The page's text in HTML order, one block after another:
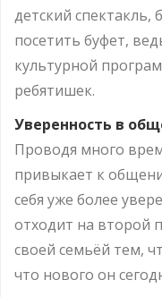
детский спектакль,
посетить буфет,
культурной
ребятишек.
Уверенность в
Проводя много
привыкает к
себя уже более
отходит на второй
своей семьёй тем,
что нового он